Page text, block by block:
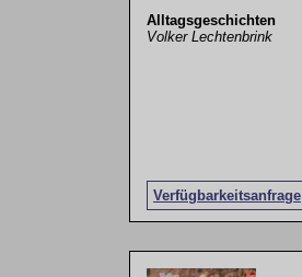
Alltagsgeschichten
Volker Lechtenbrink
Verfügbarkeitsanfrage